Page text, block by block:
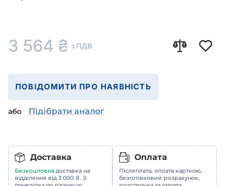
3 564 ₴ з ПДВ
ПОВІДОМИТИ ПРО НАЯВНІСТЬ
або Підібрати аналог
Доставка
Безкоштовна доставка на
відділення від 3 000 ₴. З
Оплата
Післяплата, оплата карткою,
безготівковий розрахунок,